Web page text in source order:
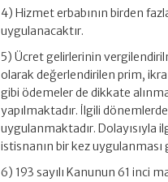
4) Hizmet erbabının birden
uygulanacaktır.
5) Ücret gelirlerinin
olarak değerlendirilen prim,
gibi ödemeler de dikkate
yapılmaktadır. İlgili
uygulanmaktadır. Dolayısıyla
istisnanın bir kez
6) 193 sayılı Kanunun 61 inci